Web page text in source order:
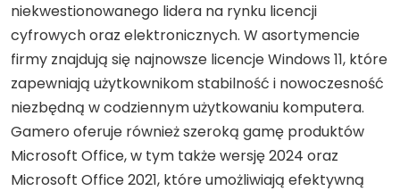
niekwestionowanego lidera na rynku licencji
cyfrowych oraz elektronicznych. W asortymencie
firmy znajdują się najnowsze licencje Windows 11, które
zapewniają użytkownikom stabilność i nowoczesność
niezbędną w codziennym użytkowaniu komputera.
Gamero oferuje również szeroką gamę produktów
Microsoft Office, w tym także wersję 2024 oraz
Microsoft Office 2021, które umożliwiają efektywną